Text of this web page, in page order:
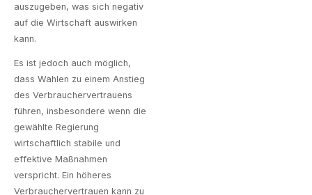
auszugeben, was sich negativ
auf die Wirtschaft auswirken
kann.
Es ist jedoch auch möglich,
dass Wahlen zu einem Anstieg
des Verbrauchervertrauens
führen, insbesondere wenn die
gewählte Regierung
wirtschaftlich stabile und
effektive Maßnahmen
verspricht. Ein höheres
Verbrauchervertrauen kann zu